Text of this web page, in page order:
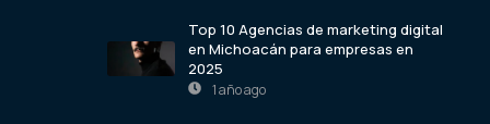
Top 10 Agencias de marketing digital
en Michoacán para empresas en
2025
1 año ago